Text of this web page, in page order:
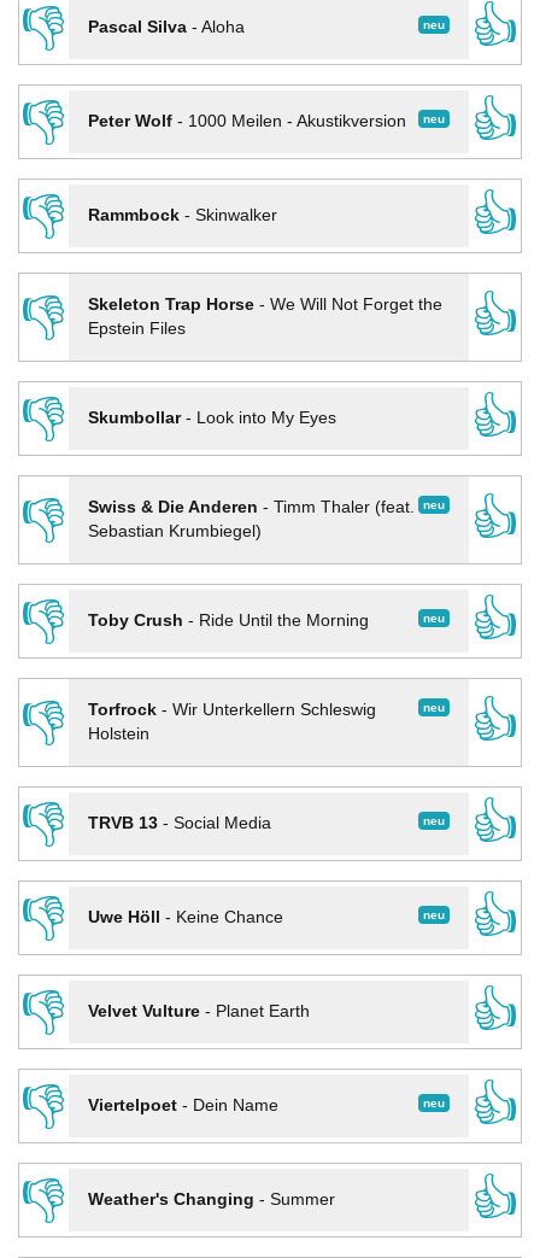
👎
neu
Pascal Silva- Aloha
👍
👎
neu
Peter Wolf- 1000 Meilen - Akustikversion
👍
👎
Rammbock- Skinwalker
👍
👎
Skeleton Trap Horse- We Will Not Forget the
Epstein Files
👍
👎
Skumbollar- Look into My Eyes
👍
👎
neu
Swiss & Die Anderen - Timm Thaler (feat.
Sebastian Krumbiegel)
👍
👎
neu
Toby Crush - Ride Until the Morning
👍
👎
neu
Torfrock- Wir Unterkellern Schleswig
Holstein
👍
👎
neu
TRVB 13- Social Media
👍
👎
neu
Uwe Höll - Keine Chance
👍
👎
Velvet Vulture- Planet Earth
👍
👎
neu
Viertelpoet- Dein Name
👍
👎
Weather's Changing - Summer
👍